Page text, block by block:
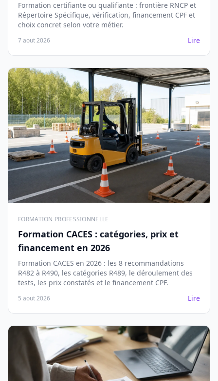
Formation certifiante ou qualifiante : frontière RNCP et
Répertoire Spécifique, vérification, financement CPF et
choix concret selon votre métier.
7 aout 2026 Lire
FORMATION PROFESSIONNELLE
Formation CACES : catégories, prix et
financement en 2026
Formation CACES en 2026 : les 8 recommandations
R482 à R490, les catégories R489, le déroulement des
tests, les prix constatés et le financement CPF.
5 aout 2026 Lire